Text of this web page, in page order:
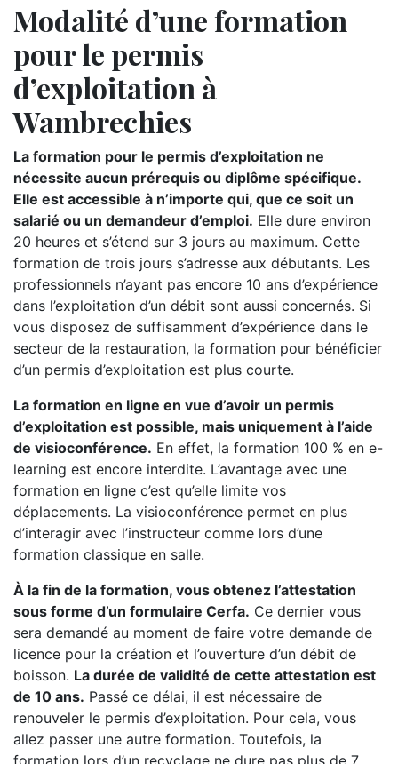
Modalité d’une formation
pour le permis
d’exploitation à
Wambrechies
La formation pour le permis d’exploitation ne
nécessite aucun prérequis ou diplôme spécifique.
Elle est accessible à n’importe qui, que ce soit un
salarié ou un demandeur d’emploi. Elle dure environ
20 heures et s’étend sur 3 jours au maximum. Cette
formation de trois jours s’adresse aux débutants. Les
professionnels n’ayant pas encore 10 ans d’expérience
dans l’exploitation d’un débit sont aussi concernés. Si
vous disposez de suffisamment d’expérience dans le
secteur de la restauration, la formation pour bénéficier
d’un permis d’exploitation est plus courte.
La formation en ligne en vue d’avoir un permis
d’exploitation est possible, mais uniquement à l’aide
de visioconférence. En effet, la formation 100 % en e-
learning est encore interdite. L’avantage avec une
formation en ligne c’est qu’elle limite vos
déplacements. La visioconférence permet en plus
d’interagir avec l’instructeur comme lors d’une
formation classique en salle.
À la fin de la formation, vous obtenez l’attestation
sous forme d’un formulaire Cerfa. Ce dernier vous
sera demandé au moment de faire votre demande de
licence pour la création et l’ouverture d’un débit de
boisson. La durée de validité de cette attestation est
de 10 ans. Passé ce délai, il est nécessaire de
renouveler le permis d’exploitation. Pour cela, vous
allez passer une autre formation. Toutefois, la
formation lors d’un recyclage ne dure pas plus de 7